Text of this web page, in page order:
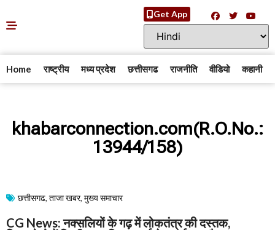
Get App
Home राष्ट्रीय मध्य प्रदेश छत्तीसगढ राजनीति वीडियो कहानी
khabarconnection.com(R.O.No.:
13944/158)
छत्तीसगढ, ताजा खबर, मुख्य समाचार​
CG News: नक्सलियों के गढ़ में लोकतंत्र की दस्तक,